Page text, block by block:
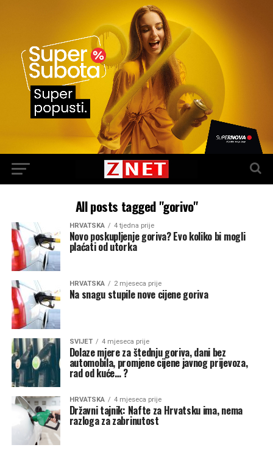
All posts tagged "gorivo"
HRVATSKA 4 tjedna prije
Novo poskupljenje goriva? Evo koliko bi mogli
plaćati od utorka
HRVATSKA 2 mjeseca prije
Na snagu stupile nove cijene goriva
SVIJET 4 mjeseca prije
Dolaze mjere za štednju goriva, dani bez
automobila, promjene cijene javnog prijevoza,
rad od kuće… ?
HRVATSKA 4 mjeseca prije
Državni tajnik: Nafte za Hrvatsku ima, nema
razloga za zabrinutost